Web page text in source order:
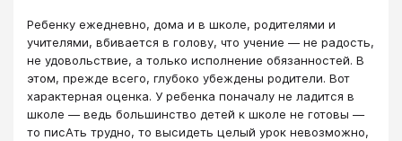
Ребенку ежедневно, дома и в школе, родителями и
учителями, вбивается в голову, что учение ― не радость,
не удовольствие, а только исполнение обязанностей. В
этом, прежде всего, глубоко убеждены родители. Вот
характерная оценка. У ребенка поначалу не ладится в
школе ― ведь большинство детей к школе не готовы ―
то писАть трудно, то высидеть целый урок невозможно,